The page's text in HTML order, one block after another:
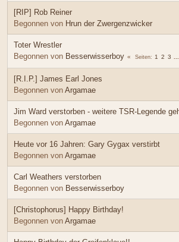
[RIP] Rob Reiner
Begonnen von Hrun der Zwergenzwicker
Toter Wrestler
Begonnen von Besserwisserboy Seiten 1 2 3
[R.I.P.] James Earl Jones
Begonnen von Argamae
Jim Ward verstorben - weitere TSR-Legende
Begonnen von Argamae
Heute vor 16 Jahren: Gary Gygax verstirbt
Begonnen von Argamae
Carl Weathers verstorben
Begonnen von Besserwisserboy
[Christophorus] Happy Birthday!
Begonnen von Argamae